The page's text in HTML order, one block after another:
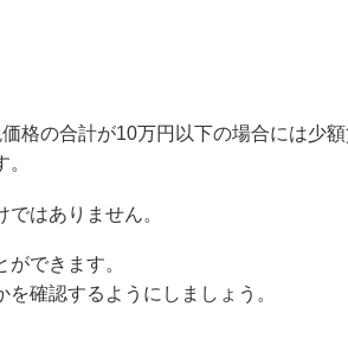
格の合計が10万円以下の場合には少
はありません。
できます。
確認するようにしましょう。